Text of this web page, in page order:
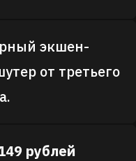
экшен-
от третьего
рублей